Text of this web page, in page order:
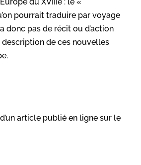
pourrait traduire par voyage
donc pas de récit ou d’action
description de ces nouvelles
article publié en ligne sur le